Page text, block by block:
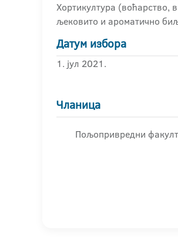
Хортикултура (воћарство,
љековито и ароматично
Датум избора
1. јул 2021.
Чланица
Пољопривредни